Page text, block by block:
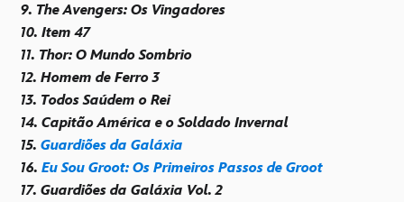
9. The Avengers: Os Vingadores
10. Item 47
11. Thor: O Mundo Sombrio
12. Homem de Ferro 3
13. Todos Saúdem o Rei
14. Capitão América e o Soldado Invernal
15. Guardiões da Galáxia
16. Eu Sou Groot: Os Primeiros Passos de Groot
17. Guardiões da Galáxia Vol. 2